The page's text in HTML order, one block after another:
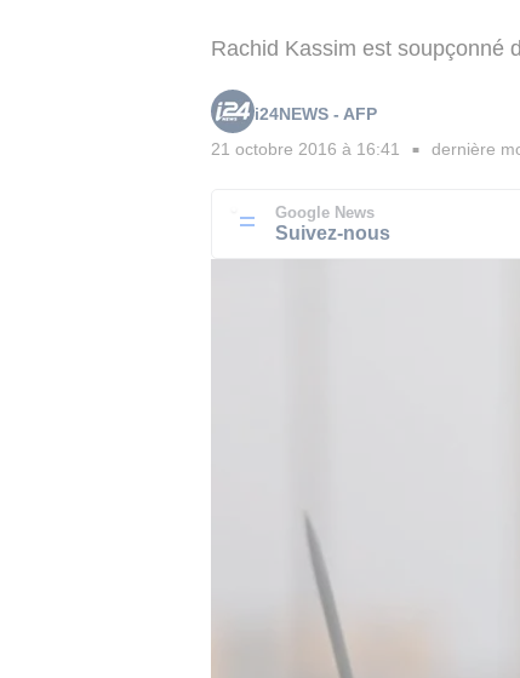
Rachid Kassim est soupçonné
i24NEWS - AFP
21 octobre 2016 à 16:41 ■ dernière
Google News
Suivez-nous